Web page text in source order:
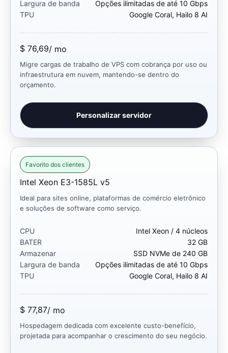
Largura de banda
Opções ilimitadas de até 10 Gbps
TPU
Google Coral, Hailo 8 AI
$ 76,69/ mo
Migre cargas de trabalho de VPS com cobrança por uso ou
infraestrutura em nuvem, mantendo-se dentro do
orçamento.
Personalizar servidor
Favorito dos clientes
Intel Xeon E3-1585L v5
Ideal para sites online, plataformas de comércio eletrônico
e soluções de software como serviço.
CPU
Intel Xeon / 4 núcleos
BATER
32 GB
Armazenar
SSD NVMe de 240 GB
Largura de banda
Opções ilimitadas de até 10 Gbps
TPU
Google Coral, Hailo 8 AI
$ 77,87/ mo
Hospedagem dedicada com excelente custo-benefício,
projetada para acompanhar o crescimento do seu negócio.